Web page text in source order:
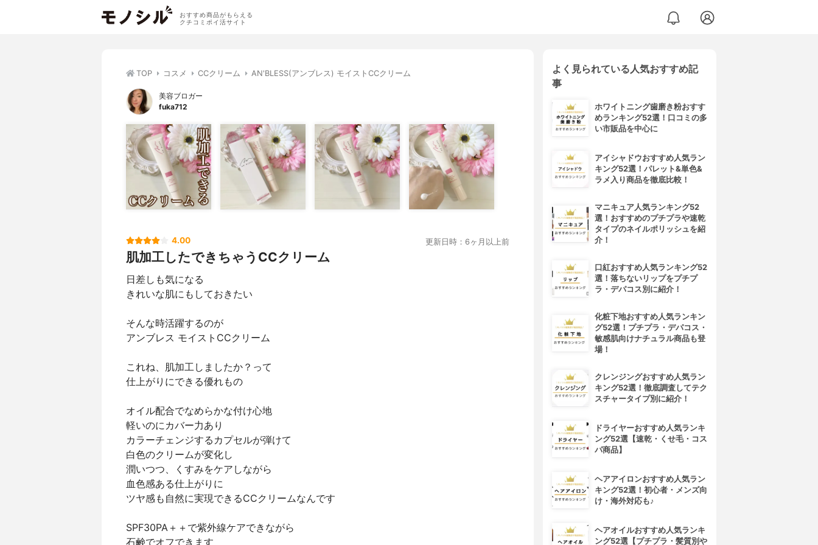
おすすめ商品がもらえる
クチコミポイ活サイト
TOP コスメ CCクリーム AN'BLESS(アンブレス) モイストCCクリーム
美容ブロガー
fuka712
4.00 更新日時：6ヶ月以上前
肌加工したできちゃうCCクリーム
日差しも気になる⁣
きれいな肌にもしておきたい⁣
そんな時活躍するのが
アンブレス モイストCCクリーム⁣
これね、肌加工しましたか？って⁣
仕上がりにできる優れもの⁣
オイル配合でなめらかな付け心地⁣
軽いのにカバー力あり⁣
カラーチェンジするカプセルが弾けて⁣
白色のクリームが変化し⁣
潤いつつ、くすみをケアしながら⁣
血色感ある仕上がりに⁣
ツヤ感も自然に実現できるCCクリームなんです⁣
SPF30PA＋＋で紫外線ケアできながら⁣
石鹸でオフできます⁣
よく見られている人気おすすめ記
事
ホワイトニング歯磨き粉おすす
めランキング52選！口コミの多
い市販品を中心に
アイシャドウおすすめ人気ラン
キング52選！パレット&単色&
ラメ入り商品を徹底比較！
マニキュア人気ランキング52
選！おすすめのプチプラや速乾
タイプのネイルポリッシュを紹
介！
口紅おすすめ人気ランキング52
選！落ちないリップをプチプ
ラ・デパコス別に紹介！
化粧下地おすすめ人気ランキン
グ52選！プチプラ・デパコス・
敏感肌向けナチュラル商品も登
場！
クレンジングおすすめ人気ラン
キング52選！徹底調査してテク
スチャータイプ別に紹介！
ドライヤーおすすめ人気ランキ
ング52選【速乾・くせ毛・コス
パ商品】
ヘアアイロンおすすめ人気ラン
キング52選！初心者・メンズ向
け・海外対応も♪
ヘアオイルおすすめ人気ランキ
ング52選【プチプラ・髪質別や